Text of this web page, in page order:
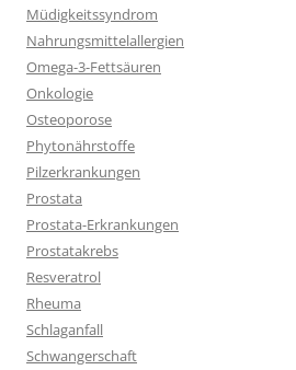
Müdigkeitssyndrom
Nahrungsmittelallergien
Omega-3-Fettsäuren
Onkologie
Osteoporose
Phytonährstoffe
Pilzerkrankungen
Prostata
Prostata-Erkrankungen
Prostatakrebs
Resveratrol
Rheuma
Schlaganfall
Schwangerschaft